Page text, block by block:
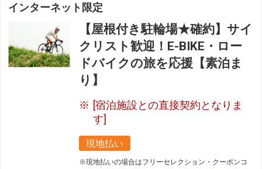
インターネット限定
【屋根付き駐輪場★確約】サイ
クリスト歓迎！E-BIKE・ロー
ドバイクの旅を応援【素泊ま
り】
[宿泊施設との直接契約となりま
す]
現地払い
※現地払いの場合はフリーセレクション・クーポンコ